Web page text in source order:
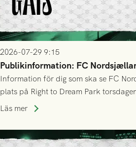
2026-07-29 9:15
Publikinformation: FC
Information för dig som ska se FC
plats på Right to Dream Park
Läs mer